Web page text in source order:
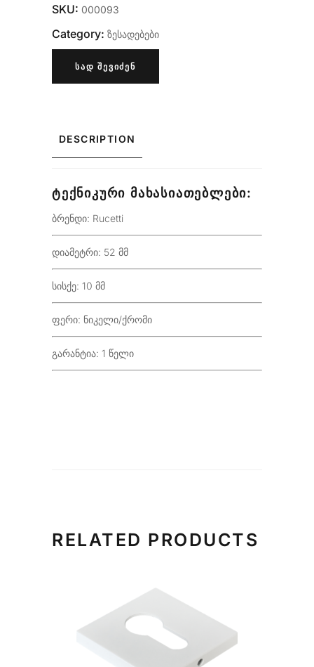
SKU: 000093
Category: ზესადებები
ᲡᲐᲓ ᲨᲔᲕᲘᲫᲔᲜ
DESCRIPTION
ᲢᲔᲥᲜᲘᲙᲣᲠᲘ ᲛᲐᲮᲐᲡᲘᲐᲗᲔᲑᲚᲔᲑᲘ:
ბრენდი: Rucetti
დიამეტრი: 52 მმ
სისქე: 10 მმ
ფერი: ნიკელი/ქრომი
გარანტია: 1 წელი
RELATED PRODUCTS